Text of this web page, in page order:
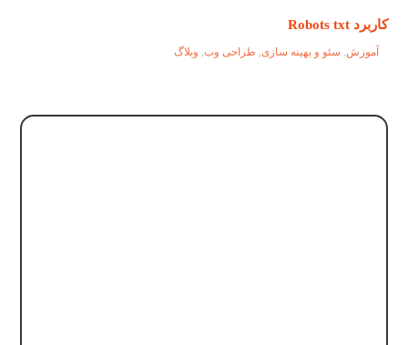
کاربرد Robots txt
آموزش, سئو و بهینه سازی, طراحی وب, وبلاگ